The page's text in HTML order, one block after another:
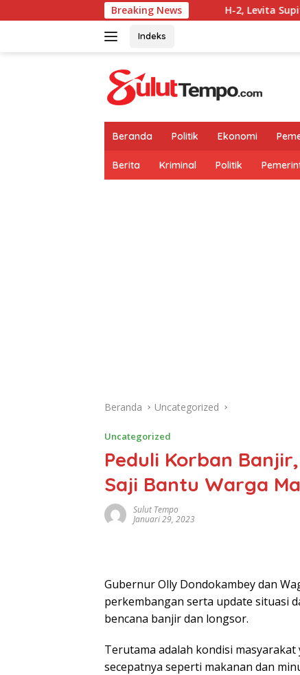
ke
Breaking NewsH-2, Levita Supit Sebut
Indeks
Beranda Politik Ekonomi
Berita Kriminal Politik
Beranda Uncategorized
Uncategorized
Peduli Korban
Saji Bantu Warga
Sulut Tempo
Januari 29, 2023
Gubernur Olly Dondokambey dan
perkembangan serta update situasi
bencana banjir dan longsor.
Terutama adalah kondisi
secepatnya seperti makanan dan